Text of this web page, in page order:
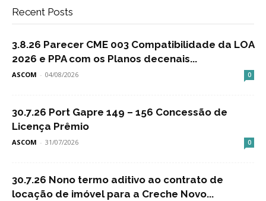
Recent Posts
3.8.26 Parecer CME 003 Compatibilidade da LOA
2026 e PPA com os Planos decenais...
ASCOM - 04/08/2026 0
30.7.26 Port Gapre 149 – 156 Concessão de
Licença Prêmio
ASCOM - 31/07/2026 0
30.7.26 Nono termo aditivo ao contrato de
locação de imóvel para a Creche Novo...